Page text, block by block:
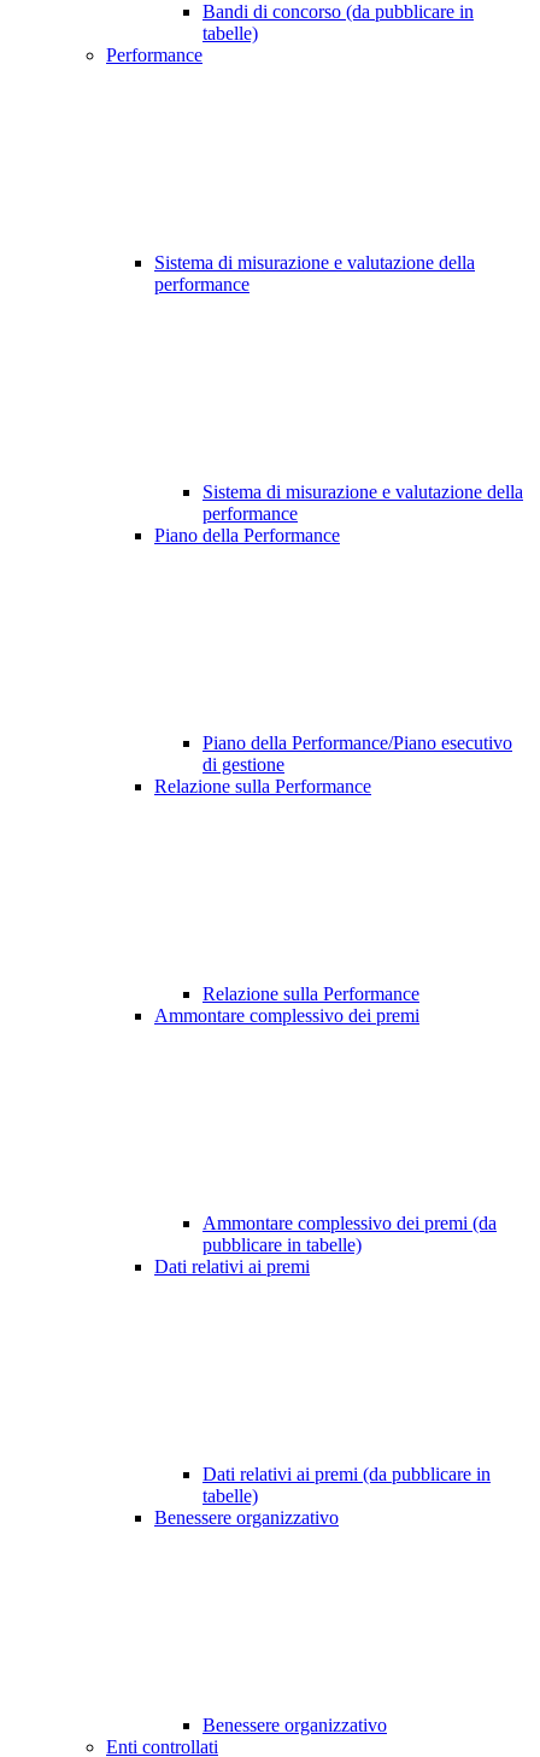
Bandi di concorso (da pubblicare in
tabelle)
Performance
Sistema di misurazione e valutazione della
performance
Sistema di misurazione e valutazione della
performance
Piano della Performance
Piano della Performance/Piano esecutivo
di gestione
Relazione sulla Performance
Relazione sulla Performance
Ammontare complessivo dei premi
Ammontare complessivo dei premi (da
pubblicare in tabelle)
Dati relativi ai premi
Dati relativi ai premi (da pubblicare in
tabelle)
Benessere organizzativo
Benessere organizzativo
Enti controllati